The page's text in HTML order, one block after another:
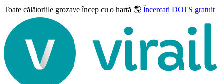
Toate călătoriile grozaveîncep cu o hartă 🌎 Încercați DOTS gratuit